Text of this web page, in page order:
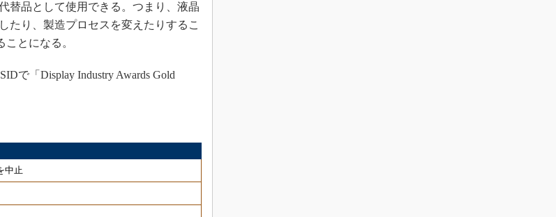
替品として使用できる。つまり、液晶
たり、製造プロセスを変えたりするこ
とになる。
で「Display Industry Awards Gold
中止